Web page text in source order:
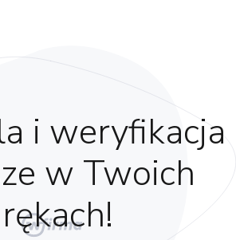
i weryfikacja
w Twoich
rękach!